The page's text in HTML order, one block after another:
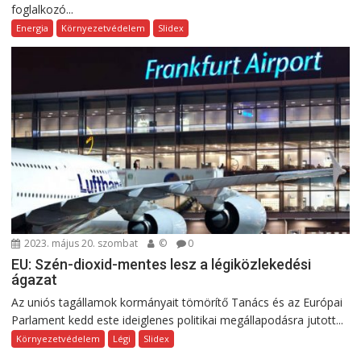
foglalkozó...
Energia Környezetvédelem Slidex
2023. május 20. szombat © 0
EU: Szén-dioxid-mentes lesz a légiközlekedési
ágazat
Az uniós tagállamok kormányait tömörítő Tanács és az Európai
Parlament kedd este ideiglenes politikai megállapodásra jutott...
Környezetvédelem Légi Slidex